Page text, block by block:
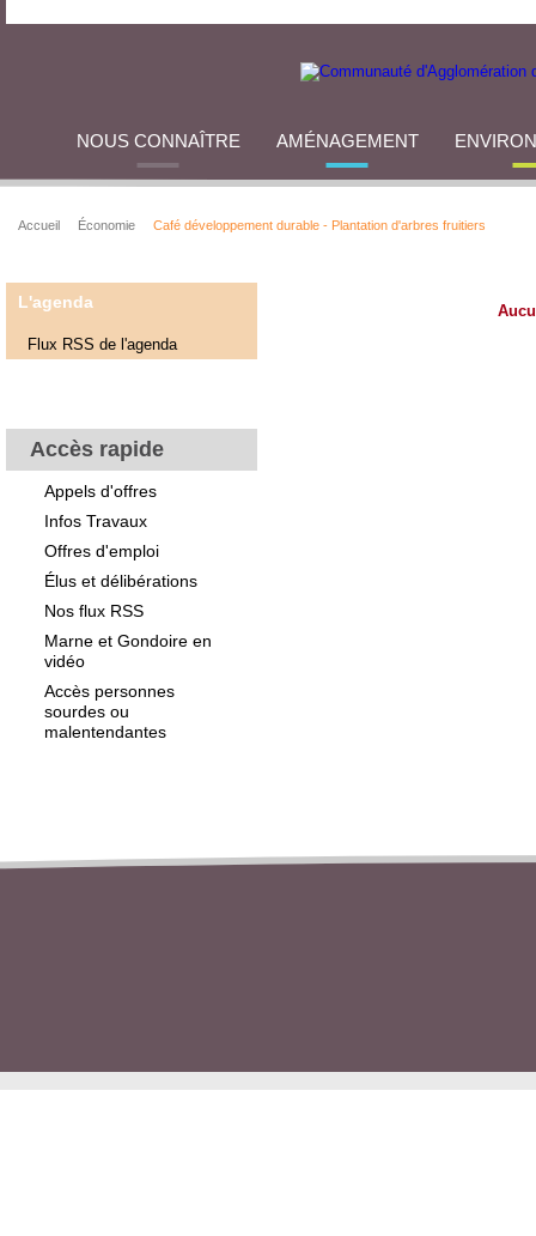
NOUS CONNAÎTRE AMÉNAGEMENT
Accueil Économie Café développement durable - Plantation d'arbres fruitiers
L'agenda
Flux RSS de l'agenda
Accès rapide
Appels d'offres
Infos Travaux
Offres d'emploi
Élus et délibérations
Nos flux RSS
Marne et Gondoire en
vidéo
Accès personnes
sourdes ou
malentendantes